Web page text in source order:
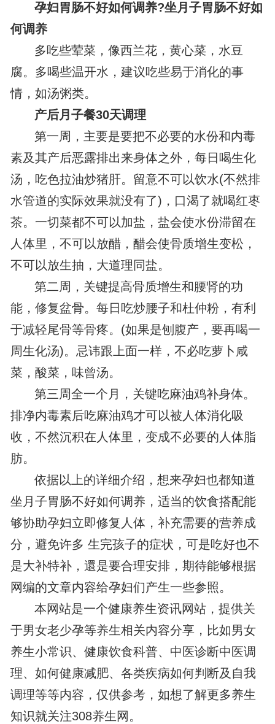
孕妇胃肠不好如何调养?坐月子胃肠不好如
何调养
多吃些荤菜，像西兰花，黄心菜，水豆
腐。多喝些温开水，建议吃些易于消化的事
情，如汤粥类。
产后月子餐30天调理
第一周，主要是要把不必要的水份和内毒
素及其产后恶露排出来身体之外，每日喝生化
汤，吃色拉油炒猪肝。留意不可以饮水(不然排
水管道的实际效果就没有了)，口渴了就喝红枣
茶。一切菜都不可以加盐，盐会使水份滞留在
人体里，不可以放醋，醋会使骨质增生变松，
不可以放生抽，大道理同盐。
第二周，关键提高骨质增生和腰肾的功
能，修复盆骨。每日吃炒腰子和杜仲粉，有利
于减轻尾骨等骨疼。(如果是刨腹产，要再喝一
周生化汤)。忌讳跟上面一样，不必吃萝卜咸
菜，酸菜，味曾汤。
第三周全一个月，关键吃麻油鸡补身体。
排净内毒素后吃麻油鸡才可以被人体消化吸
收，不然沉积在人体里，变成不必要的人体脂
肪。
依据以上的详细介绍，想来孕妇也都知道
坐月子胃肠不好如何调养，适当的饮食搭配能
够协助孕妇立即修复人体，补充需要的营养成
分，避免许多 生完孩子的症状，可是吃好也不
是大补特补，還是要合理安排，期待能够根据
网编的文章内容给孕妇们产生一些参照。
本网站是一个健康养生资讯网站，提供关
于男女老少孕等养生相关内容分享，比如男女
养生小常识、健康饮食科普、中医诊断中医调
理、如何健康减肥、各类疾病如何判断及自我
调理等等内容，仅供参考，如想了解更多养生
知识就关注308养生网。